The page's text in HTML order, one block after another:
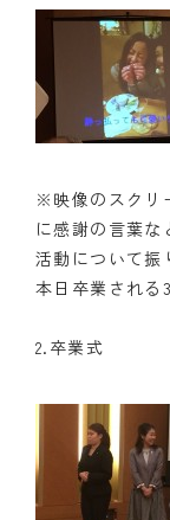
※映像のスクリ
に感謝の言葉
活動について振
本日卒業される
2.卒業式